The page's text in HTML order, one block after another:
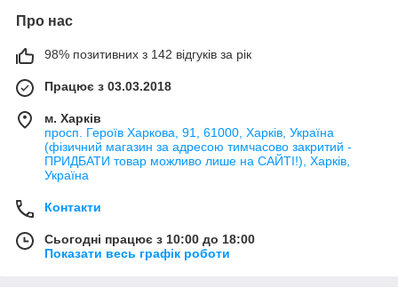
Про нас
98% позитивних з 142 відгуків за рік
Працює з 03.03.2018
м. Харків
просп. Героїв Харкова, 91, 61000, Харків, Україна
(фізичний магазин за адресою тимчасово закритий -
ПРИДБАТИ товар можливо лише на САЙТІ!), Харків,
Україна
Контакти
Сьогодні працює з 10:00 до 18:00
Показати весь графік роботи